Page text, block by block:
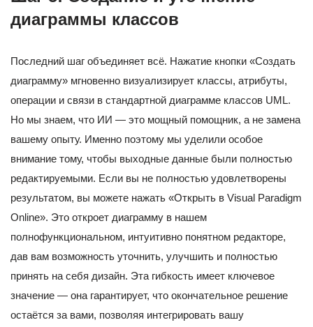
диаграммы классов
Последний шаг объединяет всё. Нажатие кнопки «Создать
диаграмму» мгновенно визуализирует классы, атрибуты,
операции и связи в стандартной диаграмме классов UML.
Но мы знаем, что ИИ — это мощный помощник, а не замена
вашему опыту. Именно поэтому мы уделили особое
внимание тому, чтобы выходные данные были полностью
редактируемыми. Если вы не полностью удовлетворены
результатом, вы можете нажать «Открыть в Visual Paradigm
Online». Это откроет диаграмму в нашем
полнофункциональном, интуитивно понятном редакторе,
дав вам возможность уточнить, улучшить и полностью
принять на себя дизайн. Эта гибкость имеет ключевое
значение — она гарантирует, что окончательное решение
остаётся за вами, позволяя интегрировать вашу